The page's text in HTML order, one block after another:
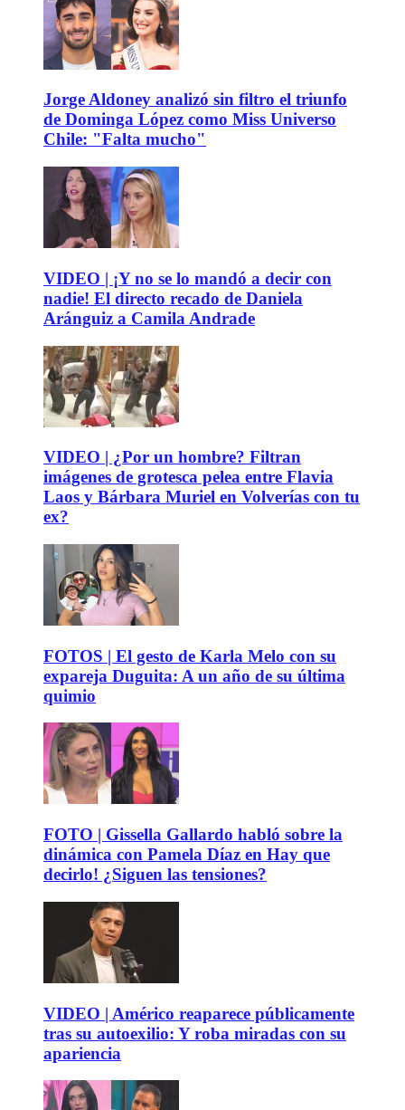
Jorge Aldoney analizó sin filtro el triunfo
de Dominga López como Miss Universo
Chile: "Falta mucho"
VIDEO | ¡Y no se lo mandó a decir con
nadie! El directo recado de Daniela
Aránguiz a Camila Andrade
VIDEO | ¿Por un hombre? Filtran
imágenes de grotesca pelea entre Flavia
Laos y Bárbara Muriel en Volverías con tu
ex?
FOTOS | El gesto de Karla Melo con su
expareja Duguita: A un año de su última
quimio
FOTO | Gissella Gallardo habló sobre la
dinámica con Pamela Díaz en Hay que
decirlo! ¿Siguen las tensiones?
VIDEO | Américo reaparece públicamente
tras su autoexilio: Y roba miradas con su
apariencia